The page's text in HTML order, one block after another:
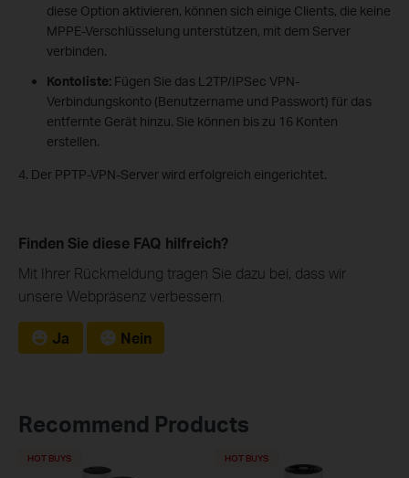
diese Option aktivieren, können sich einige Clients, die keine
MPPE-Verschlüsselung unterstützen, mit dem Server
verbinden.
Kontoliste:Fügen Sie das L2TP/IPSec VPN-
Verbindungskonto (Benutzername und Passwort) für das
entfernte Gerät hinzu. Sie können bis zu 16 Konten
erstellen.
4. Der PPTP-VPN-Server wird erfolgreich eingerichtet.
Finden Sie diese FAQ hilfreich?
Mit Ihrer Rückmeldung tragen Sie dazu bei, dass wir
unsere Webpräsenz verbessern.
Ja Nein
Recommend Products
HOT BUYS HOT BUYS